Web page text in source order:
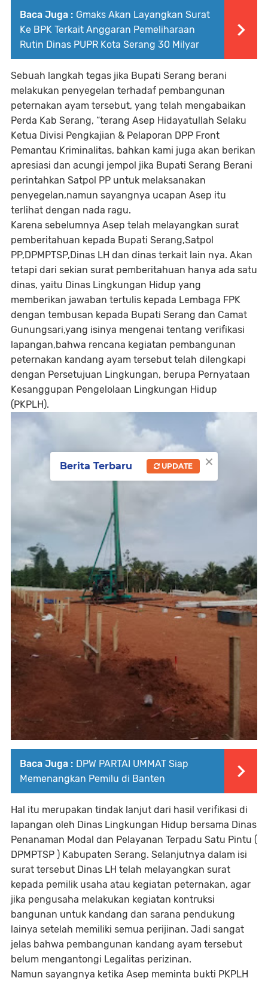
Baca Juga : Gmaks Akan Layangkan Surat
Ke BPK Terkait Anggaran Pemeliharaan
Rutin Dinas PUPR Kota Serang 30 Milyar
Sebuah langkah tegas jika Bupati Serang berani
melakukan penyegelan terhadaf pembangunan
peternakan ayam tersebut, yang telah mengabaikan
Perda Kab Serang, “terang Asep Hidayatullah Selaku
Ketua Divisi Pengkajian & Pelaporan DPP Front
Pemantau Kriminalitas, bahkan kami juga akan berikan
apresiasi dan acungi jempol jika Bupati Serang Berani
perintahkan Satpol PP untuk melaksanakan
penyegelan,namun sayangnya ucapan Asep itu
terlihat dengan nada ragu.
Karena sebelumnya Asep telah melayangkan surat
pemberitahuan kepada Bupati Serang,Satpol
PP,DPMPTSP,Dinas LH dan dinas terkait lain nya. Akan
tetapi dari sekian surat pemberitahuan hanya ada satu
dinas, yaitu Dinas Lingkungan Hidup yang
memberikan jawaban tertulis kepada Lembaga FPK
dengan tembusan kepada Bupati Serang dan Camat
Gunungsari,yang isinya mengenai tentang verifikasi
lapangan,bahwa rencana kegiatan pembangunan
peternakan kandang ayam tersebut telah dilengkapi
dengan Persetujuan Lingkungan, berupa Pernyataan
Kesanggupan Pengelolaan Lingkungan Hidup
(PKPLH).
Baca Juga : DPW PARTAI UMMAT Siap
Memenangkan Pemilu di Banten
Hal itu merupakan tindak lanjut dari hasil verifikasi di
lapangan oleh Dinas Lingkungan Hidup bersama Dinas
Penanaman Modal dan Pelayanan Terpadu Satu Pintu (
DPMPTSP ) Kabupaten Serang. Selanjutnya dalam isi
surat tersebut Dinas LH telah melayangkan surat
kepada pemilik usaha atau kegiatan peternakan, agar
jika pengusaha melakukan kegiatan kontruksi
bangunan untuk kandang dan sarana pendukung
lainya setelah memiliki semua perijinan. Jadi sangat
jelas bahwa pembangunan kandang ayam tersebut
belum mengantongi Legalitas perizinan.
Namun sayangnya ketika Asep meminta bukti PKPLH
×
Berita Terbaru UPDATE